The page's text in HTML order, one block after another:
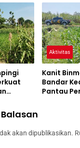
Polres
Aktivitas
Kanit
Bandar
Pantau
akan dipublikasikan.